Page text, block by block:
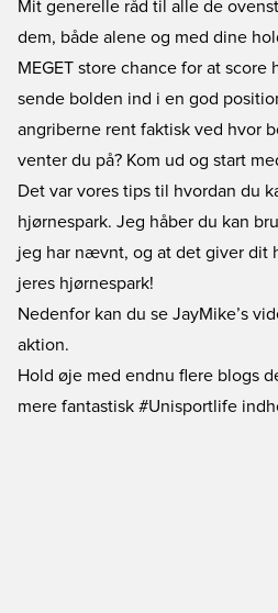
Mit generelle råd til alle de
dem, både alene og med dine
MEGET store chance for at score
sende bolden ind i en god
angriberne rent faktisk ved hvor
venter du på? Kom ud og start
Det var vores tips til hvordan du
hjørnespark. Jeg håber du kan
jeg har nævnt, og at det giver dit
jeres hjørnespark!
Nedenfor kan du se JayMike’s
aktion.
Hold øje med endnu flere blogs
mere fantastisk #Unisportlife